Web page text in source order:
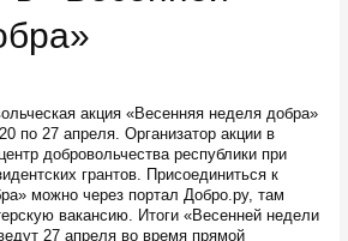
акция «Весенняя неделя добра»
по 27 апреля. Организатор акции в
добровольчества республики при
грантов. Присоединиться к
можно через портал Добро.ру, там
вакансию. Итоги «Весенней недели
27 апреля во время прямой